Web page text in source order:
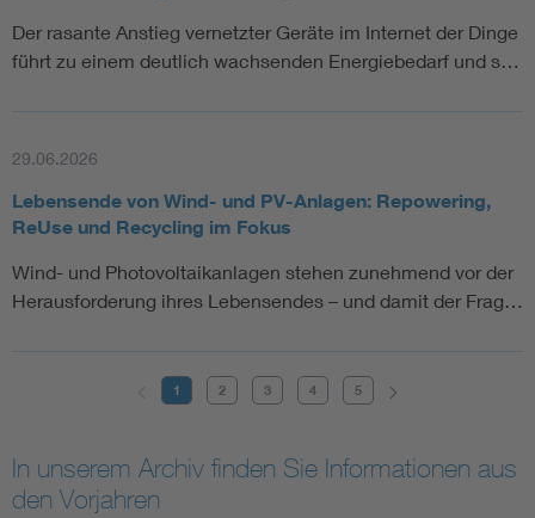
Der rasante Anstieg vernetzter Geräte im Internet der Dinge
führt zu einem deutlich wachsenden Energiebedarf und s…
29.06.2026
Lebensende von Wind- und PV-Anlagen: Repowering,
ReUse und Recycling im Fokus
Wind- und Photovoltaikanlagen stehen zunehmend vor der
Herausforderung ihres Lebensendes – und damit der Frag…
1 2 3 4 5
In unserem Archiv finden Sie Informationen aus
den Vorjahren